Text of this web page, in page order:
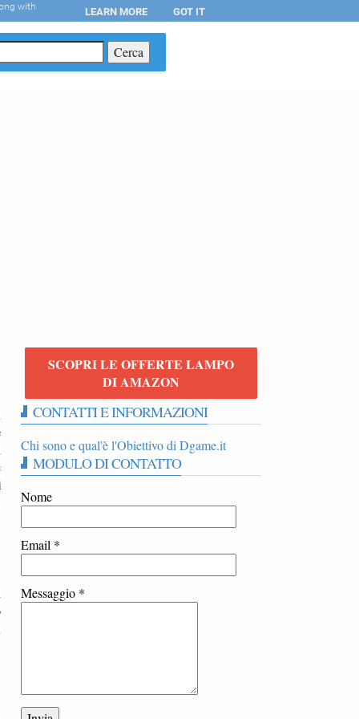
SCOPRI LE OFFERTE LAMPO
DI AMAZON
CONTATTI E INFORMAZIONI
Chi sono e qual'è l'Obiettivo di Dgame.it
MODULO DI CONTATTO
Nome
Email *
Messaggio *
with LEARN MORE GOT IT